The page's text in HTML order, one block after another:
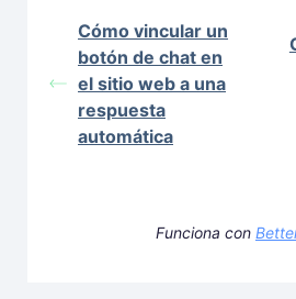
Cómo vincular un
botón de chat en
el sitio web a una
respuesta
automática
Funciona con